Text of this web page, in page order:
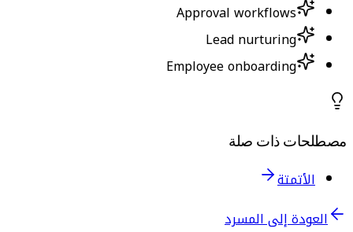
Approval workflows
Lead nurturing
Employee onboarding
مصطلحات ذات صلة
الأتمتة
العودة إلى المسرد